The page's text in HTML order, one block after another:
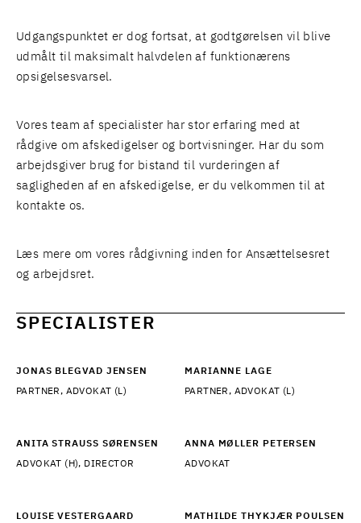
Udgangspunktet er dog fortsat, at godtgørelsen vil blive
udmålt til maksimalt halvdelen af funktionærens
opsigelsesvarsel.
Vores team af specialister har stor erfaring med at
rådgive om afskedigelser og bortvisninger. Har du som
arbejdsgiver brug for bistand til vurderingen af
sagligheden af en afskedigelse, er du velkommen til at
kontakte os.
Læs mere om vores rådgivning inden for Ansættelsesret
og arbejdsret.
SPECIALISTER
JONAS BLEGVAD JENSEN
PARTNER, ADVOKAT (L)
MARIANNE LAGE
PARTNER, ADVOKAT (L)
ANITA STRAUSS SØRENSEN
ADVOKAT (H), DIRECTOR
ANNA MØLLER PETERSEN
ADVOKAT
LOUISE VESTERGAARD MATHILDE THYKJÆR POULSEN